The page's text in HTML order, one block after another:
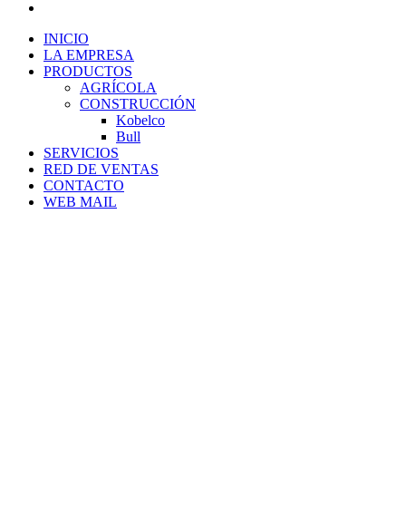
INICIO
LA EMPRESA
PRODUCTOS
AGRÍCOLA
CONSTRUCCIÓN
Kobelco
Bull
SERVICIOS
RED DE VENTAS
CONTACTO
WEB MAIL